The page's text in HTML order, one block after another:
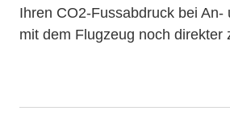
Ihren CO2-Fussabdruck bei An-
mit dem Flugzeug noch direkter